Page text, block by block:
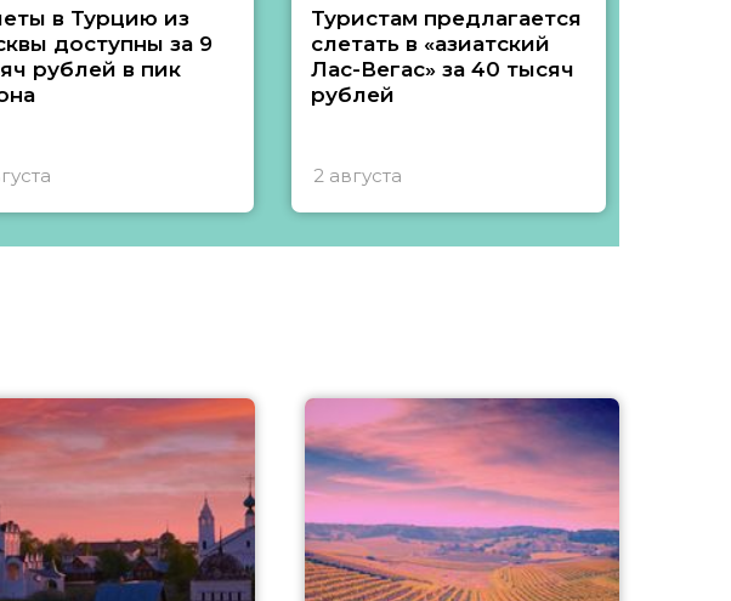
в Турцию из
доступны за 9
рублей в пик
Туристам предлагается
слетать в «азиатский
Лас-Вегас» за 40 тысяч
рублей
2 августа